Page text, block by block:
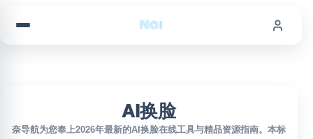
AI换脸
奈导航为您奉上2026年最新的AI换脸在线工具与精品资源指南。本标